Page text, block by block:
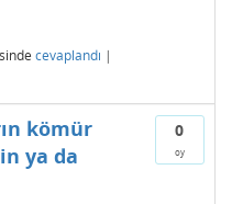
cevaplandı |
0
oy
kömür
ya da